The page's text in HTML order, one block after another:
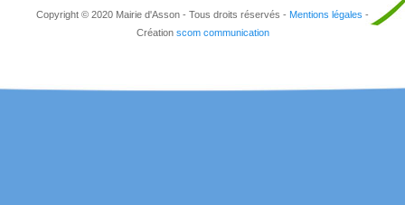
Copyright © 2020 Mairie d'Asson - Tous droits réservés - Mentions légales -
Création scom communication